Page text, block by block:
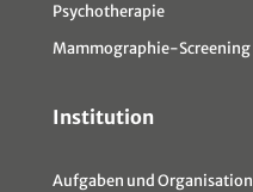
Psychotherapie
Mammographie-Screening
Institution
Aufgaben und Organisation